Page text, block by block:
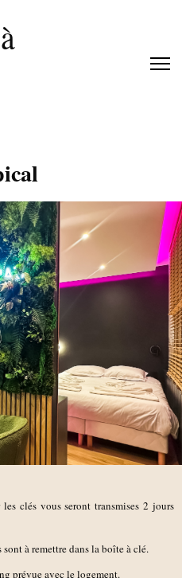
clés vous seront transmises 2 jours
à remettre dans la boîte à clé.
prévue avec le logement.